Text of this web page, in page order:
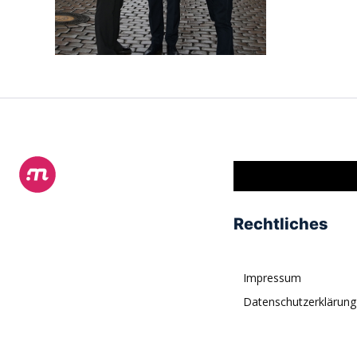
Rechtliches
Impressum
Datenschutzerklärung